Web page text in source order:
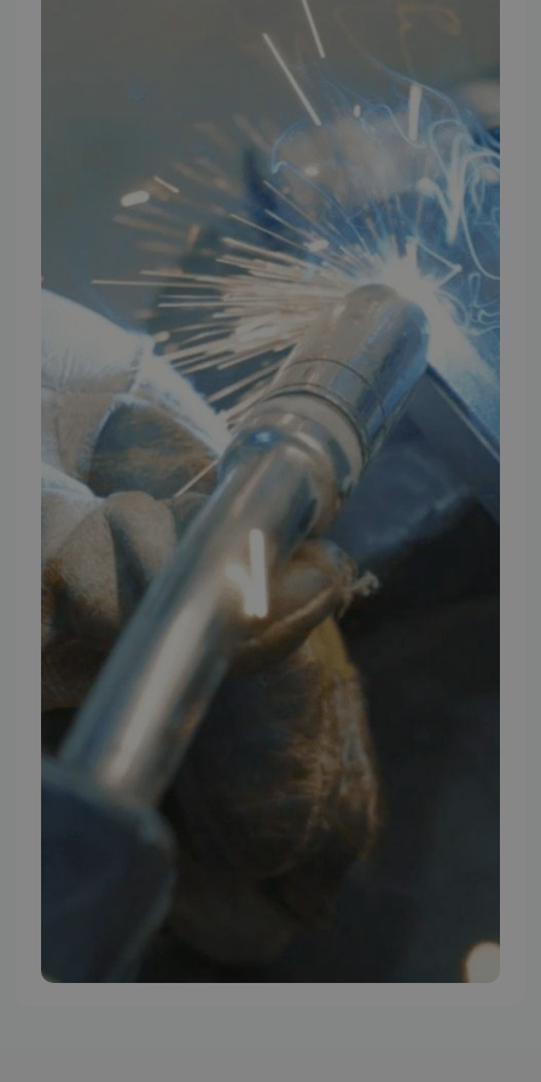
TMP Historie
Cookie og Privatlivspolitik
Salgs- og leveringsbetingelser
Vores brands
09:00 - 15:30
Weekend
Lukket
FØLG TMP
Youtube
Instagram
TMP BRAND SHOPS